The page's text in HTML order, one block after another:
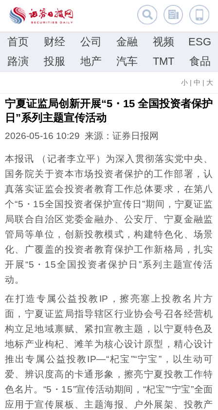
首页 财经 公司 金融 视频
ESG
路演
投服 地产 汽车 TMT 食品
小 | 中 | 大
宁夏证监局创新开展“5・15 全国投资者保护
日”系列主题宣传活动
2026-05-16 10:29 来源：证券日报网
本报讯 （记者李立平）为深入贯彻落实党中央、
国务院关于资本市场投资者保护的工作部署，认
真落实证监会投资者教育工作总体要求，在第八
个“5・15全国投资者保护宣传日”期间，宁夏证监
局联合自治区党委金融办、公安厅、宁夏金融监
管局等单位，创新投教模式，构建特色化、场景
化、广覆盖的投资者教育保护工作新格局，扎实
开展“5・15全国投资者保护日”系列主题宣传活
动。
在打造专属公益投教IP，擦亮塞上投教名片方
面，宁夏证监局指导辖区行业协会号召各经营机
构立足地域禀赋、紧扣宣教主题，以宁夏特色及
地标产业枸杞、滩羊为核心设计原型，精心设计
推出专属公益投教IP—“杞宝”“宁宝”，以生动可
爱、辨识度高的卡通形象，擦亮宁夏投教工作特
色名片。“5・15”宣传活动期间，“杞宝”“宁宝”全面
应用于宣传展板、主题海报、户外展架、投教产